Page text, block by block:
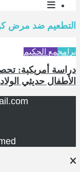
التطعيم ضد مرض كوفيد -19
برامجمع الحكيم
الأطفال حديثي